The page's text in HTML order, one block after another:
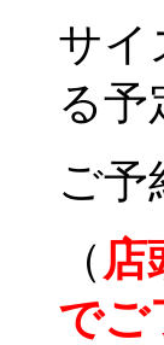
サイ
る予
ご予
（ 店
でご